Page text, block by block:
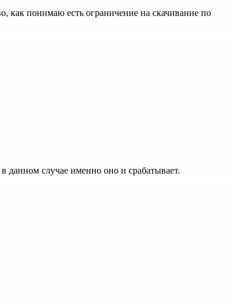
как понимаю есть ограничение на скачивание по
данном случае именно оно и срабатывает.